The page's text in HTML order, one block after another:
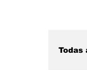
Todas